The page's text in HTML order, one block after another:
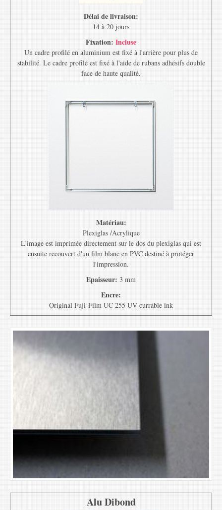
Délai de livraison:
14 à 20 jours
Fixation: Incluse
Un cadre profilé en aluminium est fixé à l'arrière pour plus de
stabilité. Le cadre profilé est fixé à l'aide de rubans adhésifs double
face de haute qualité.
Matériau:
Plexiglas /Acrylique
L'image est imprimée directement sur le dos du plexiglas qui est
ensuite recouvert d'un film blanc en PVC destiné à protéger
l'impression.
Epaisseur: 3 mm
Encre:
Original Fuji-Film UC 255 UV currable ink
Alu Dibond